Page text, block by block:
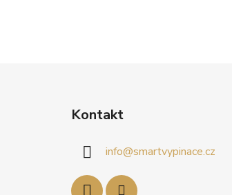
Kontakt
info@smartvypinace.cz